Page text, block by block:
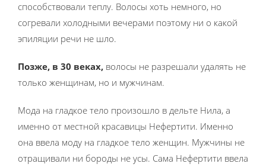
способствовали теплу. Волосы хоть немного, но
согревали холодными вечерами поэтому ни о какой
эпиляции речи не шло.
Позже, в 30 веках, волосы не разрешали удалять не
только женщинам, но и мужчинам.
Мода на гладкое тело произошло в дельте Нила, а
именно от местной красавицы Нефертити. Именно
она ввела моду на гладкое тело женщин. Мужчины не
отращивали ни бороды не усы. Сама Нефертити ввела